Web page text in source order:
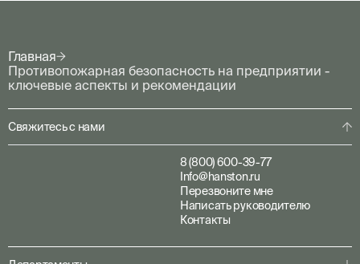
Главная
Противопожарная безопасность на предприятии -
ключевые аспекты и рекомендации
Свяжитесь с нами
8 (800) 600-39-77
Info@hanston.ru
Перезвоните мне
Написать руководителю
Контакты